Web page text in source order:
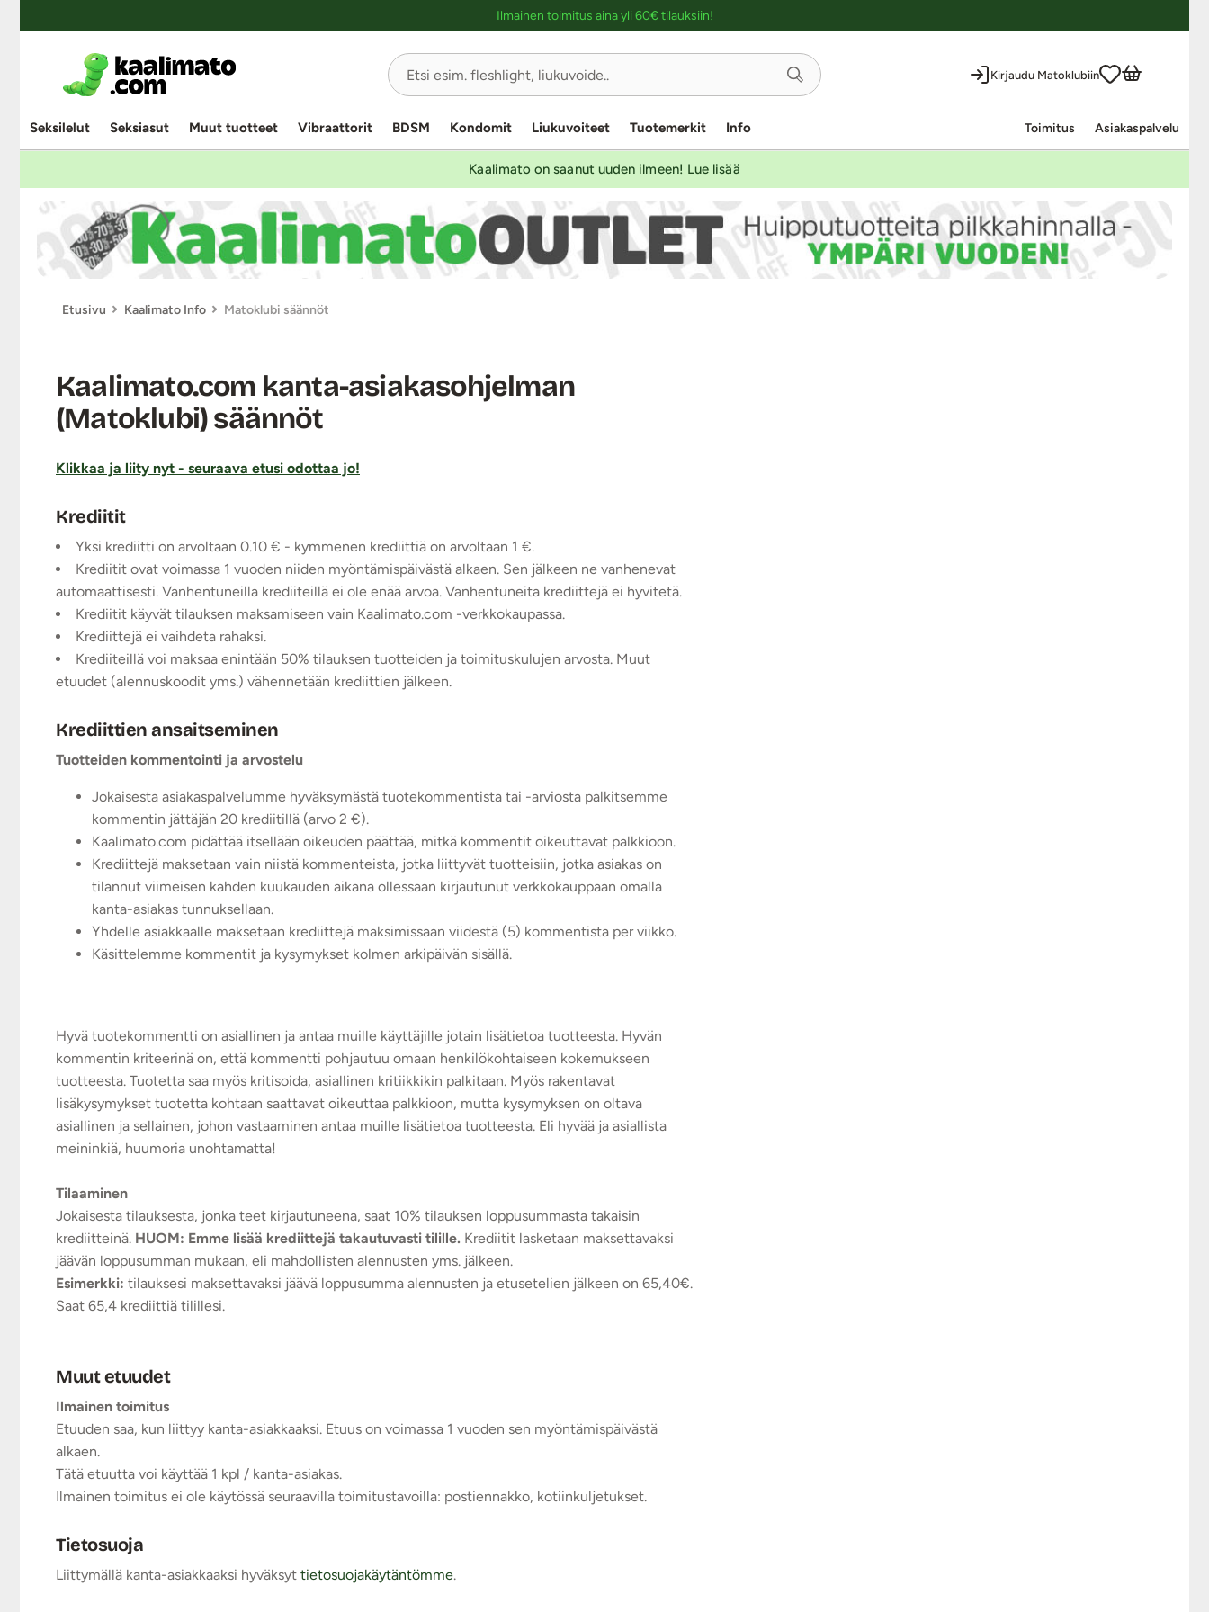
Ilmainen toimitus aina yli 60€ tilauksiin!
Kirjaudu Matoklubiin
Seksilelut Seksiasut Muut tuotteet Vibraattorit BDSM Kondomit Liukuvoiteet Tuotemerkit Info Toimitus Asiakaspalvelu
Kaalimato on saanut uuden ilmeen! Lue lisää
Etusivu Kaalimato Info Matoklubi säännöt
Kaalimato.com kanta-asiakasohjelman
(Matoklubi) säännöt
Klikkaa ja liity nyt - seuraava etusi odottaa jo!
Krediitit
Yksi krediitti on arvoltaan 0.10 € - kymmenen krediittiä on arvoltaan 1 €.
Krediitit ovat voimassa 1 vuoden niiden myöntämispäivästä alkaen. Sen jälkeen ne vanhenevat
automaattisesti. Vanhentuneilla krediiteillä ei ole enää arvoa. Vanhentuneita krediittejä ei hyvitetä.
Krediitit käyvät tilauksen maksamiseen vain Kaalimato.com -verkkokaupassa.
Krediittejä ei vaihdeta rahaksi.
Krediiteillä voi maksaa enintään 50% tilauksen tuotteiden ja toimituskulujen arvosta. Muut
etuudet (alennuskoodit yms.) vähennetään krediittien jälkeen.
Krediittien ansaitseminen
Tuotteiden kommentointi ja arvostelu
Jokaisesta asiakaspalvelumme hyväksymästä tuotekommentista tai -arviosta palkitsemme
kommentin jättäjän 20 krediitillä (arvo 2 €).
Kaalimato.com pidättää itsellään oikeuden päättää, mitkä kommentit oikeuttavat palkkioon.
Krediittejä maksetaan vain niistä kommenteista, jotka liittyvät tuotteisiin, jotka asiakas on
tilannut viimeisen kahden kuukauden aikana ollessaan kirjautunut verkkokauppaan omalla
kanta-asiakas tunnuksellaan.
Yhdelle asiakkaalle maksetaan krediittejä maksimissaan viidestä (5) kommentista per viikko.
Käsittelemme kommentit ja kysymykset kolmen arkipäivän sisällä.
Hyvä tuotekommentti on asiallinen ja antaa muille käyttäjille jotain lisätietoa tuotteesta. Hyvän
kommentin kriteerinä on, että kommentti pohjautuu omaan henkilökohtaiseen kokemukseen
tuotteesta. Tuotetta saa myös kritisoida, asiallinen kritiikkikin palkitaan. Myös rakentavat
lisäkysymykset tuotetta kohtaan saattavat oikeuttaa palkkioon, mutta kysymyksen on oltava
asiallinen ja sellainen, johon vastaaminen antaa muille lisätietoa tuotteesta. Eli hyvää ja asiallista
meininkiä, huumoria unohtamatta!
Tilaaminen
Jokaisesta tilauksesta, jonka teet kirjautuneena, saat 10% tilauksen loppusummasta takaisin
krediitteinä. HUOM: Emme lisää krediittejä takautuvasti tilille. Krediitit lasketaan maksettavaksi
jäävän loppusumman mukaan, eli mahdollisten alennusten yms. jälkeen.
Esimerkki: tilauksesi maksettavaksi jäävä loppusumma alennusten ja etusetelien jälkeen on 65,40€.
Saat 65,4 krediittiä tilillesi.
Muut etuudet
Ilmainen toimitus
Etuuden saa, kun liittyy kanta-asiakkaaksi. Etuus on voimassa 1 vuoden sen myöntämispäivästä
alkaen.
Tätä etuutta voi käyttää 1 kpl / kanta-asiakas.
Ilmainen toimitus ei ole käytössä seuraavilla toimitustavoilla: postiennakko, kotiinkuljetukset.
Tietosuoja
Liittymällä kanta-asiakkaaksi hyväksyt tietosuojakäytäntömme.